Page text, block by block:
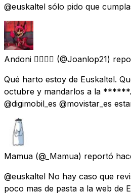
@euskaltel sólo pido que
Andoni 🏳️‍🌈🇪🇸 (@Joanlop21)
Qué harto estoy de Euskaltel.
octubre y mandarlos a la ******.
@digimobil_es @movistar_es
Mamua (@_Mamua) reportó
@euskaltel No hay caso que
poco mas de pasta a la web de